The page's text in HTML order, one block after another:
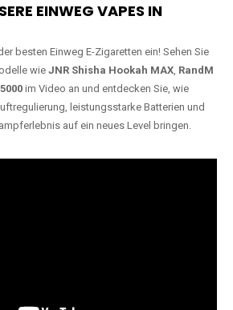
EINWEG VAPES IN
besten Einweg E-Zigaretten ein! Sehen Sie
wie JNR Shisha Hookah MAX, RandM
im Video an und entdecken Sie, wie
leistungsstarke Batterien und
auf ein neues Level bringen.